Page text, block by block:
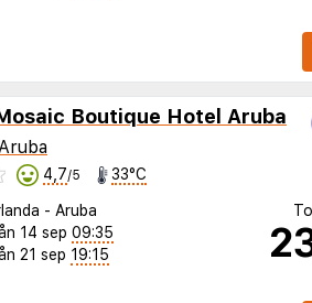
Boutique Hotel Aruba
Aruba
4,7/5 33°C
- Aruba
14 sep 09:35
21 sep 19:15